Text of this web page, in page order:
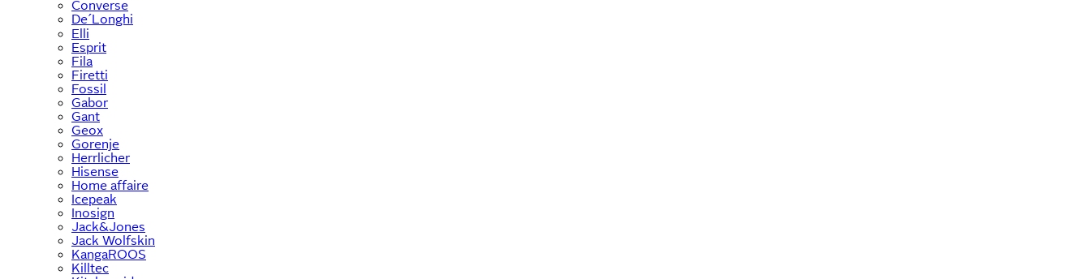
Converse
De´Longhi
Elli
Esprit
Fila
Firetti
Fossil
Gabor
Gant
Geox
Gorenje
Herrlicher
Hisense
Home affaire
Icepeak
Inosign
Jack&Jones
Jack Wolfskin
KangaROOS
Killtec